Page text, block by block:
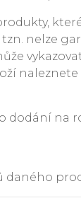
nelze
na
daného